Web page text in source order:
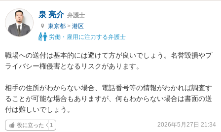
泉 亮介 弁護士
東京都 > 港区
労働・雇用に注力する弁護士
職場への送付は基本的には避けて方が良いでしょう。名誉毀損やプ
ライバシー権侵害となるリスクがあります。
相手の住所がわからない場合、電話番号等の情報がわかれば調査す
ることが可能な場合もありますが、何もわからない場合は書面の送
付は難しいでしょう。
役に立った 1 2026年5月27日 21:34